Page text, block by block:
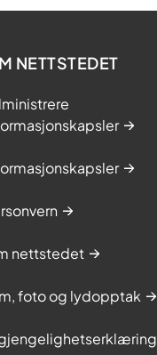
NETTSTEDET
nettstedet
foto og lydopptak